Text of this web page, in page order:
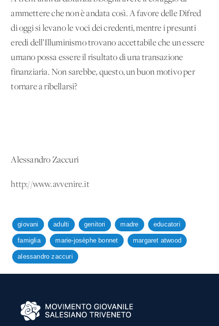
ammettere che non è andata così. A favore delle Difred
di oggi si levano le voci dei credenti, mentre i presunti
eredi dell’Illuminismo trovano accettabile che un essere
umano possa essere il risultato di una transazione
finanziaria. Non sarebbe, questo, un buon motivo per
tornare a ribellarsi?
Alessandro Zaccuri
http://www.avvenire.it
giovani adulti genitori madre educatori
famiglia marie-josèphe bonnet margaret atwood
alessandro zaccuri